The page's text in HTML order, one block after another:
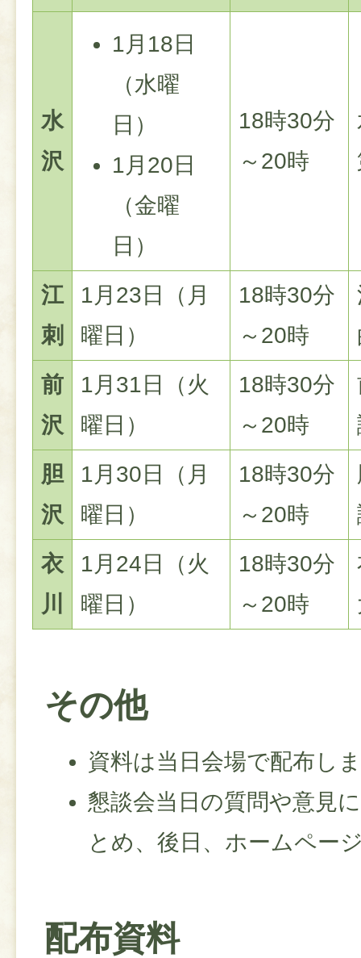
水
沢
1月18日
（水曜
日）
1月20日
（金曜
日）
18時30分
～20時
江
刺
1月23日（月
曜日）
18時30分
～20時
前
沢
1月31日（火
曜日）
18時30分
～20時
胆
沢
1月30日（月
曜日）
18時30分
～20時
衣
川
1月24日（火
曜日）
18時30分
～20時
その他
資料は当日会場で配布し
懇談会当日の質問や意見
とめ、後日、ホームペー
配布資料